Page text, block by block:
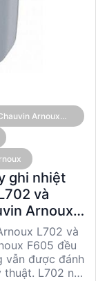
Arnoux
ghi nhiệt
và
Arnoux
L702 và
F605 đều
vẫn được đánh
L702 nổi